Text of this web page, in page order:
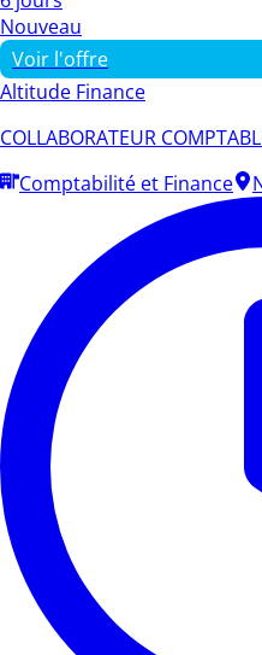
Nouveau
Voir l'offre
Altitude Finance
COLLABORATEUR
Comptabilité et Finance